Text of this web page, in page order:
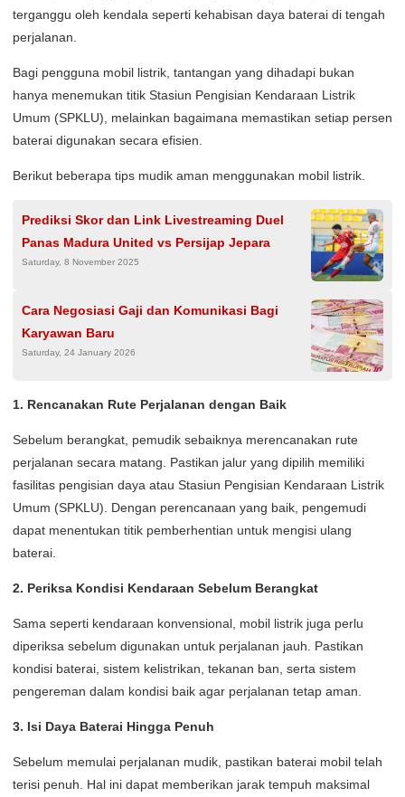
terganggu oleh kendala seperti kehabisan daya baterai di tengah
perjalanan.
Bagi pengguna mobil listrik, tantangan yang dihadapi bukan
hanya menemukan titik Stasiun Pengisian Kendaraan Listrik
Umum (SPKLU), melainkan bagaimana memastikan setiap persen
baterai digunakan secara efisien.
Berikut beberapa tips mudik aman menggunakan mobil listrik.
Prediksi Skor dan Link Livestreaming Duel
Panas Madura United vs Persijap Jepara
Saturday, 8 November 2025
Cara Negosiasi Gaji dan Komunikasi Bagi
Karyawan Baru
Saturday, 24 January 2026
1. Rencanakan Rute Perjalanan dengan Baik
Sebelum berangkat, pemudik sebaiknya merencanakan rute
perjalanan secara matang. Pastikan jalur yang dipilih memiliki
fasilitas pengisian daya atau Stasiun Pengisian Kendaraan Listrik
Umum (SPKLU). Dengan perencanaan yang baik, pengemudi
dapat menentukan titik pemberhentian untuk mengisi ulang
baterai.
2. Periksa Kondisi Kendaraan Sebelum Berangkat
Sama seperti kendaraan konvensional, mobil listrik juga perlu
diperiksa sebelum digunakan untuk perjalanan jauh. Pastikan
kondisi baterai, sistem kelistrikan, tekanan ban, serta sistem
pengereman dalam kondisi baik agar perjalanan tetap aman.
3. Isi Daya Baterai Hingga Penuh
Sebelum memulai perjalanan mudik, pastikan baterai mobil telah
terisi penuh. Hal ini dapat memberikan jarak tempuh maksimal